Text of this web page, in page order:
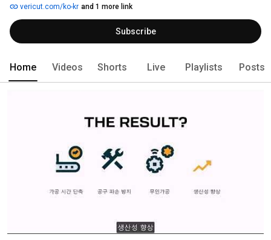
vericut.com/ko-kr and 1 more link
Subscribe
Home Videos Shorts Live Playlists Posts